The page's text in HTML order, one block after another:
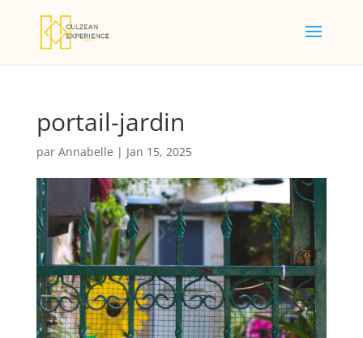
portail-jardin
par Annabelle | Jan 15, 2025